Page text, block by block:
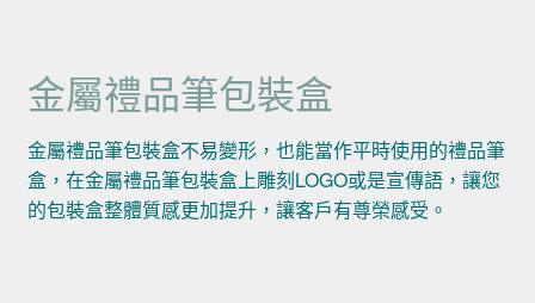
金屬禮品筆包裝盒
金屬禮品筆包裝盒不易變形，也能當作平時使用的禮品筆
盒，在金屬禮品筆包裝盒上雕刻LOGO或是宣傳語，讓您
的包裝盒整體質感更加提升，讓客戶有尊榮感受。